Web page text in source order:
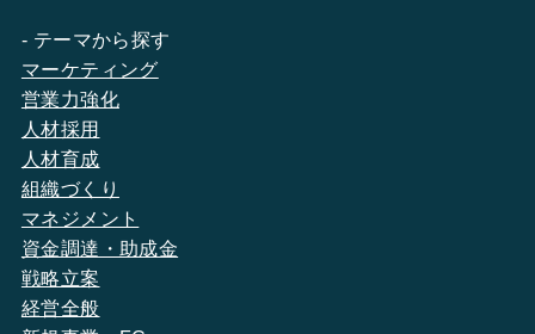
- テーマから探す
マーケティング
営業力強化
人材採用
人材育成
組織づくり
マネジメント
資金調達・助成金
戦略立案
経営全般